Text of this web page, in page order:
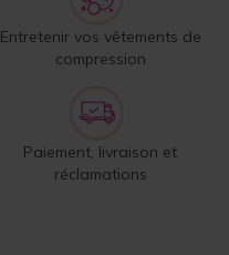
Entretenir vos vêtements de
compression
Paiement, livraison et
réclamations